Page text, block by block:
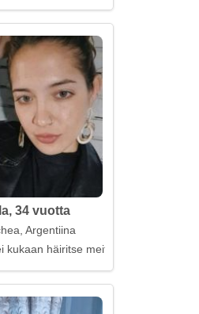
34 vuotta
Argentiina
kukaan häiritse meitä